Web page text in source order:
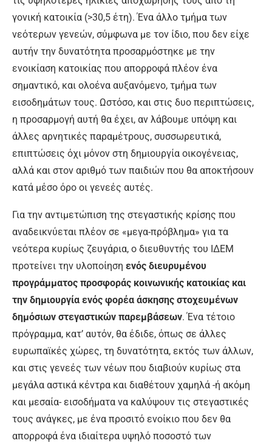
γονική κατοικία (>30,5 έτη). Ένα άλλο τμήμα των
νεότερων γενεών, σύμφωνα με τον ίδιο, που δεν είχε
αυτήν την δυνατότητα προσαρμόστηκε με την
ενοικίαση κατοικίας που απορροφά πλέον ένα
σημαντικό, και ολοένα αυξανόμενο, τμήμα των
εισοδημάτων τους. Ωστόσο, και στις δυο περιπτώσεις,
η προσαρμογή αυτή θα έχει, αν λάβουμε υπόψη και
άλλες αρνητικές παραμέτρους, συσσωρευτικά,
επιπτώσεις όχι μόνον στη δημιουργία οικογένειας,
αλλά και στον αριθμό των παιδιών που θα αποκτήσουν
κατά μέσο όρο οι γενεές αυτές.
Για την αντιμετώπιση της στεγαστικής κρίσης που
αναδεικνύεται πλέον σε «μεγα-πρόβλημα» για τα
νεότερα κυρίως ζευγάρια, ο διευθυντής του ΙΔΕΜ
προτείνει την υλοποίηση ενός διευρυμένου
προγράμματος προσφοράς κοινωνικής κατοικίας και
την δημιουργία ενός φορέα άσκησης στοχευμένων
δημόσιων στεγαστικών παρεμβάσεων. Ένα τέτοιο
πρόγραμμα, κατ’ αυτόν, θα έδιδε, όπως σε άλλες
ευρωπαϊκές χώρες, τη δυνατότητα, εκτός των άλλων,
και στις γενεές των νέων που διαβιούν κυρίως στα
μεγάλα αστικά κέντρα και διαθέτουν χαμηλά -ή ακόμη
και μεσαία- εισοδήματα να καλύψουν τις στεγαστικές
τους ανάγκες, με ένα προσιτό ενοίκιο που δεν θα
απορροφά ένα ιδιαίτερα υψηλό ποσοστό των